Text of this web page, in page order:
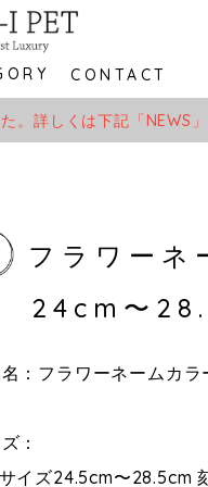
。詳しくは下記「NEWS
CONTACT
フラワー
24cm〜
：フラワーネームカラ
：
サイズ24.5cm〜28.5cm